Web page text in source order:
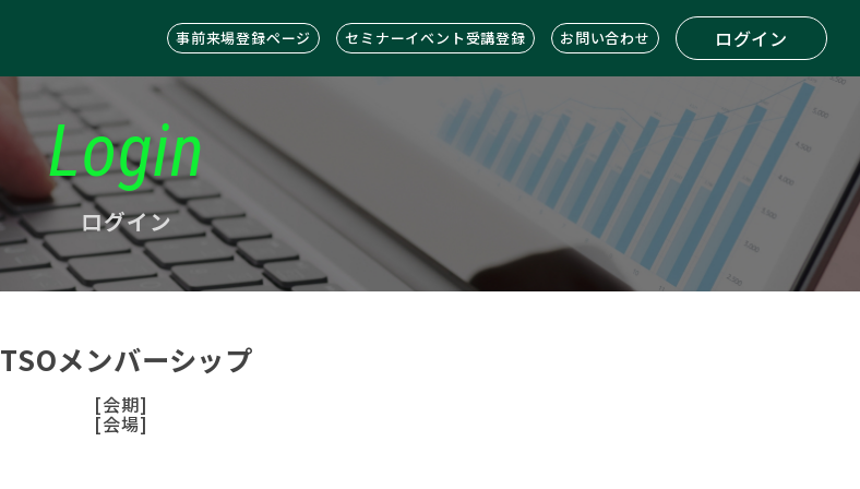
事前来場登録ページ セミナーイベント受講登録 お問い合わせ ログイン
Login
ログイン
TSOメンバーシップ
[会期]
[会場]